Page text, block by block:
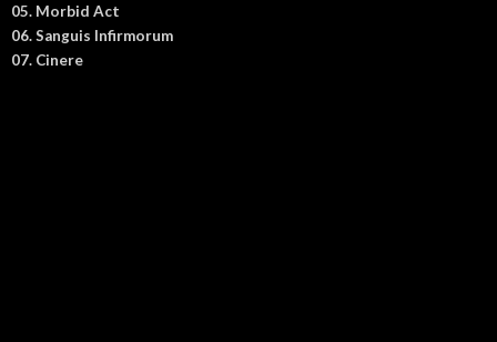
05. Morbid Act
06. Sanguis Infirmorum
07. Cinere